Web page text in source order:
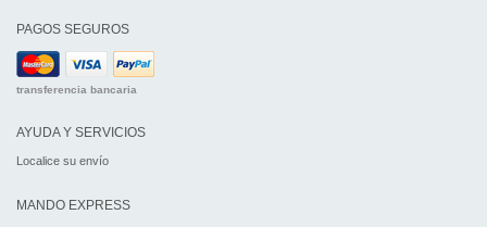
PAGOS SEGUROS
transferencia bancaria
AYUDA Y SERVICIOS
Localice su envío
MANDO EXPRESS